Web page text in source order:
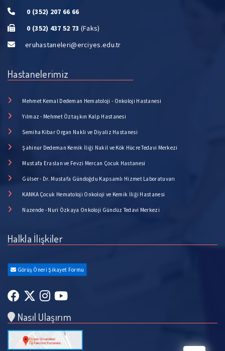
0 (352) 207 66 66
0 (352) 437 52 73 (Faks)
eruhastaneleri@erciyes.edu.tr
Hastanelerimiz
Mehmet Kemal Dedeman Hematoloji - Onkoloji Hastanesi
Yılmaz - Mehmet Öztaşkın Kalp Hastanesi
Semiha Kibar Organ Nakli ve Diyaliz Hastanesi
Şahinur Dedeman Kemik İliği Nakil ve Kök Hücre Tedavi Merkezi
Mustafa Eraslan ve Fevzi Mercan Çocuk Hastanesi
Gülser - Dr. Mustafa Gündoğdu Kapsamlı Hizmet Laboratuvarı
KANKA Çocuk Hematoloji Onkoloji ve Kemik İliği Hastanesi
Nazende - Nuri Özkaya Onkoloji Gündüz Tedavi Merkezi
Halkla İlişkiler
Görüş Öneri Şikayet Formu
Nasıl Ulaşırım